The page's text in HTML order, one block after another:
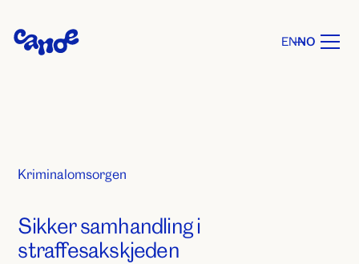
ENNO
Kriminalomsorgen
Sikker samhandling i
straffesakskjeden